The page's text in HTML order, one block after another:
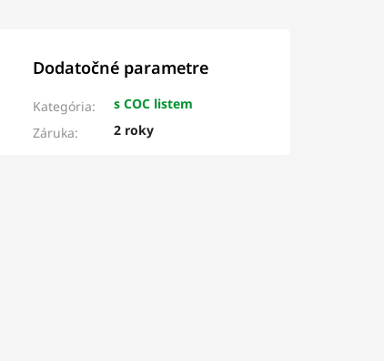
Dodatočné parametre
Kategória:
s COC listem
Záruka: 2 roky